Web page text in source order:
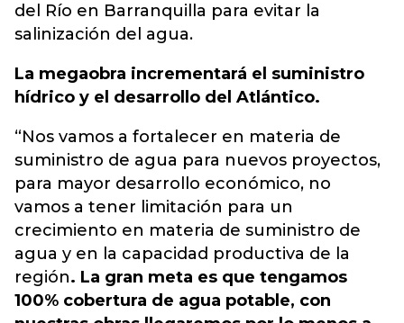
del Río en Barranquilla para evitar la
salinización del agua.
La megaobra incrementará el suministro
hídrico y el desarrollo del Atlántico.
“Nos vamos a fortalecer en materia de
suministro de agua para nuevos proyectos,
para mayor desarrollo económico, no
vamos a tener limitación para un
crecimiento en materia de suministro de
agua y en la capacidad productiva de la
región. La gran meta es que tengamos
100% cobertura de agua potable, con